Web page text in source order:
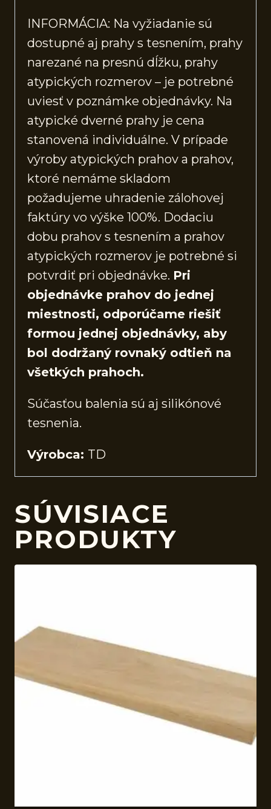
INFORMÁCIA: Na vyžiadanie sú
dostupné aj prahy s tesnením, prahy
narezané na presnú dĺžku, prahy
atypických rozmerov – je potrebné
uviesť v poznámke objednávky. Na
atypické dverné prahy je cena
stanovená individuálne. V prípade
výroby atypických prahov a prahov,
ktoré nemáme skladom
požadujeme uhradenie zálohovej
faktúry vo výške 100%. Dodaciu
dobu prahov s tesnením a prahov
atypických rozmerov je potrebné si
potvrdiť pri objednávke. Pri
objednávke prahov do jednej
miestnosti, odporúčame riešiť
formou jednej objednávky, aby
bol dodržaný rovnaký odtieň na
všetkých prahoch.
Súčasťou balenia sú aj silikónové
tesnenia.
Výrobca: TD
SÚVISIACE
PRODUKTY